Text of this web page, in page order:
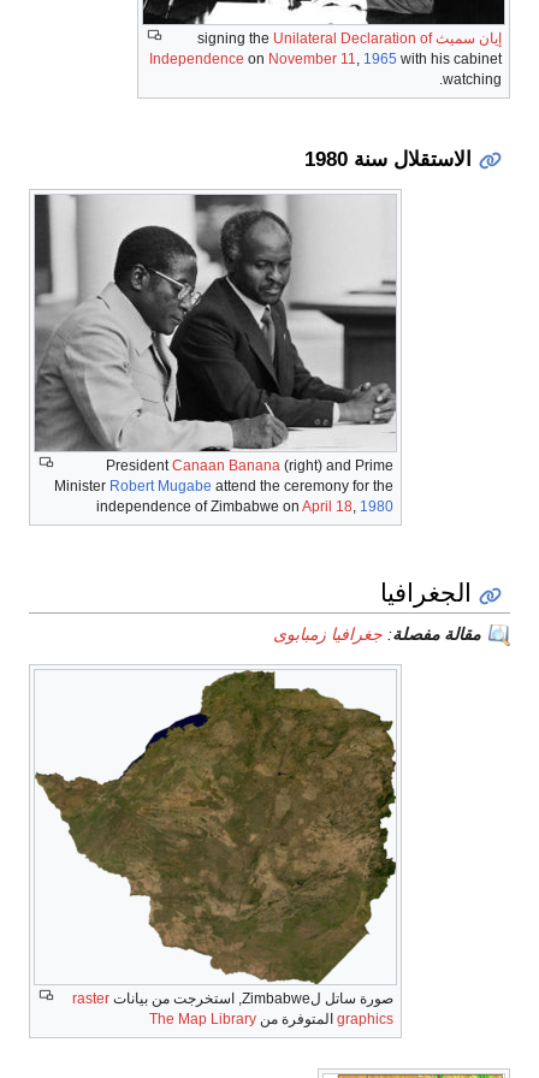
إيان سميثsigning the
Unilateral Declaration of
Independence on November 11, 1965 with his cabinet
watching.
الاستقلال سنة 1980
PresidentCanaan Banana (right) and Prime
Minister Robert Mugabe attend the ceremony for the
independence of Zimbabwe on April 18 1980
الجغرافيا
مقالة مفصلة: جغرافيا زمبابوى
صورة ساتل لZimbabwe, استخرجت من بيانات
raster
graphics المتوفرة من The Map Library